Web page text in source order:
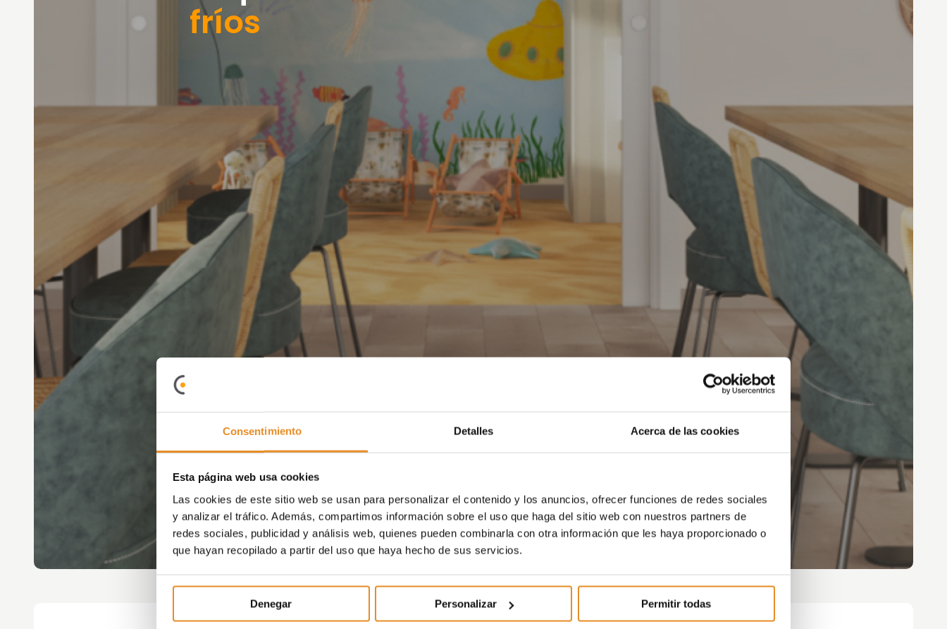
Consentimiento Detalles Acerca de las cookies
Esta página web usa cookies
Las cookies de este sitio web se usan para personalizar el contenido y los anuncios, ofrecer funciones de redes sociales
y analizar el tráfico. Además, compartimos información sobre el uso que haga del sitio web con nuestros partners de
redes sociales, publicidad y análisis web, quienes pueden combinarla con otra información que les haya proporcionado o
que hayan recopilado a partir del uso que haya hecho de sus servicios.
Denegar Personalizar Permitir todas
fríos